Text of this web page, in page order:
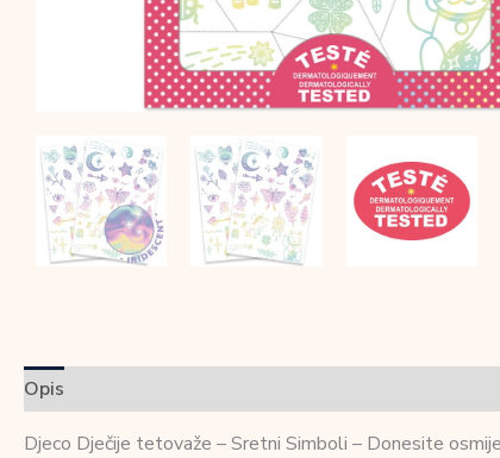
Opis
Djeco Dječije tetovaže – Sretni Simboli – Donesite